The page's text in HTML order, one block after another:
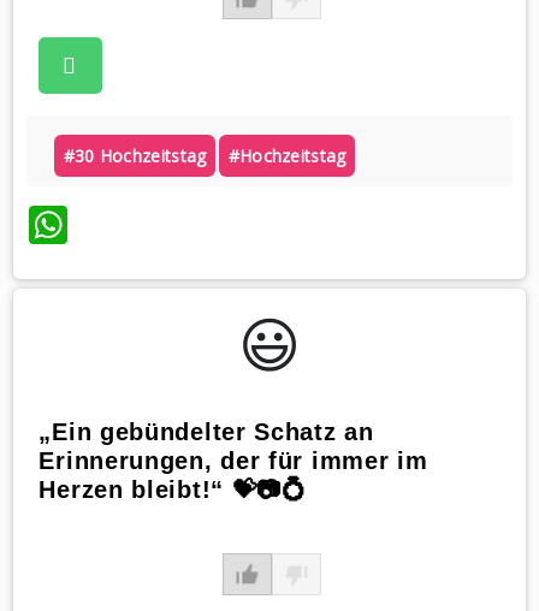
#30 Hochzeitstag #hochzeitstag
WhatsApp
😃️
„Ein gebündelter Schatz an
Erinnerungen, der für immer im
Herzen bleibt!“ 💝📷💍